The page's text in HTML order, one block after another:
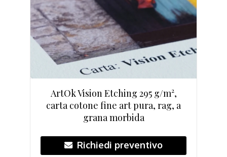
ArtOk Vision Etching 295 g/m²,
carta cotone fine art pura, rag, a
grana morbida
Richiedi preventivo